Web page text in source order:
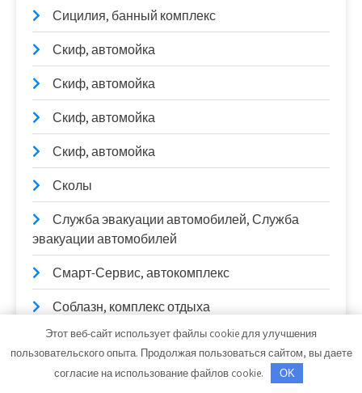
Сицилия, банный комплекс
Скиф, автомойка
Скиф, автомойка
Скиф, автомойка
Скиф, автомойка
Сколы
Служба эвакуации автомобилей, Служба
эвакуации автомобилей
Смарт-Сервис, автокомплекс
Соблазн, комплекс отдыха
Солди, торговый дом
Стан, база отдыха
Этот веб-сайт использует файлы cookie для улучшения
пользовательского опыта. Продолжая пользоваться сайтом, вы даете
согласие на использование файлов cookie.
OK